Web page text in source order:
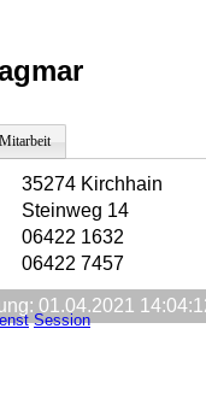
Mitarbeit
35274 Kirchhain
Steinweg 14
06422 1632
06422 7457
01.04.2021
Session